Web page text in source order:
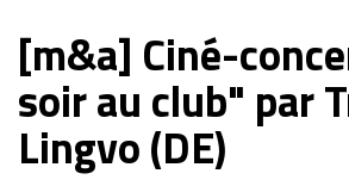
[m&a] Ciné-
soir au club" par
Lingvo (DE)